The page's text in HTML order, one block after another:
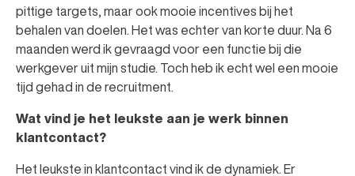
pittige targets, maar ook mooie incentives bij het
behalen van doelen. Het was echter van korte duur. Na 6
maanden werd ik gevraagd voor een functie bij die
werkgever uit mijn studie. Toch heb ik echt wel een mooie
tijd gehad in de recruitment.
Wat vind je het leukste aan je werk binnen
klantcontact?
Het leukste in klantcontact vind ik de dynamiek. Er